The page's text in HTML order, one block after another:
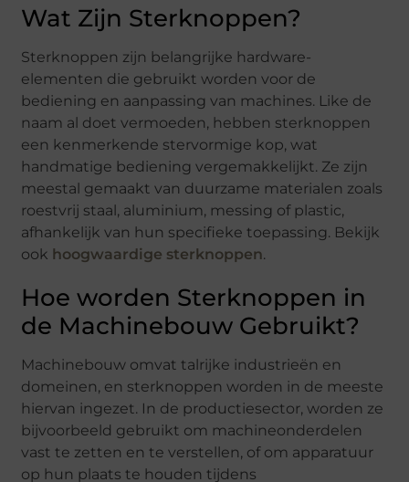
Wat Zijn Sterknoppen?
Sterknoppen zijn belangrijke hardware-
elementen die gebruikt worden voor de
bediening en aanpassing van machines. Like de
naam al doet vermoeden, hebben sterknoppen
een kenmerkende stervormige kop, wat
handmatige bediening vergemakkelijkt. Ze zijn
meestal gemaakt van duurzame materialen zoals
roestvrij staal, aluminium, messing of plastic,
afhankelijk van hun specifieke toepassing. Bekijk
ook hoogwaardige sterknoppen.
Hoe worden Sterknoppen in
de Machinebouw Gebruikt?
Machinebouw omvat talrijke industrieën en
domeinen, en sterknoppen worden in de meeste
hiervan ingezet. In de productiesector, worden ze
bijvoorbeeld gebruikt om machineonderdelen
vast te zetten en te verstellen, of om apparatuur
op hun plaats te houden tijdens